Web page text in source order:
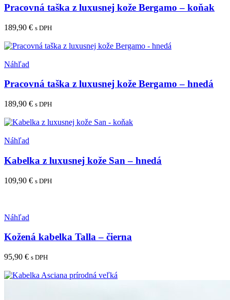
vybrať
na
Pracovná taška z luxusnej kože Bergamo – koňak
189,90 € s DPH
Náhľad
Pracovná taška z luxusnej kože Bergamo – hnedá
189,90 € s DPH
Náhľad
Kabelka z luxusnej kože San – hnedá
109,90 € s DPH
Náhľad
Kožená kabelka Talla – čierna
95,90 € s DPH